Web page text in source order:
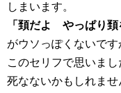
しまいます。
「頚だよ やっぱり頚
がウソっぽくないです
このセリフで思いま
死なないかもしれませ